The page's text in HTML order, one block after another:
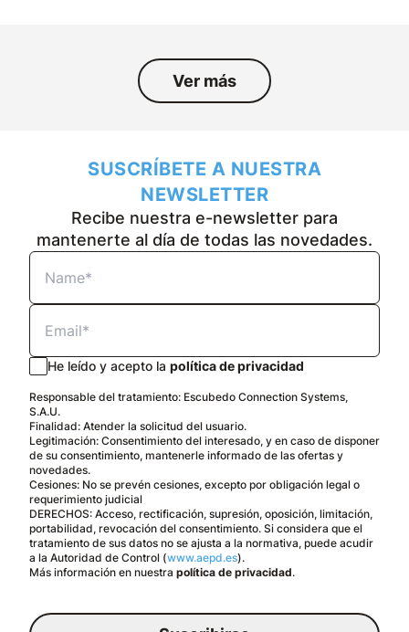
Ver más
SUSCRÍBETE A NUESTRA
NEWSLETTER
Recibe nuestra e-newsletter para
mantenerte al día de todas las novedades.
He leído y acepto la política de privacidad
Responsable del tratamiento: Escubedo Connection Systems,
S.A.U.
Finalidad: Atender la solicitud del usuario.
Legitimación: Consentimiento del interesado, y en caso de disponer
de su consentimiento, mantenerle informado de las ofertas y
novedades.
Cesiones: No se prevén cesiones, excepto por obligación legal o
requerimiento judicial
DERECHOS: Acceso, rectificación, supresión, oposición, limitación,
portabilidad, revocación del consentimiento. Si considera que el
tratamiento de sus datos no se ajusta a la normativa, puede acudir
a la Autoridad de Control (www.aepd.es).
Más información en nuestra política de privacidad.